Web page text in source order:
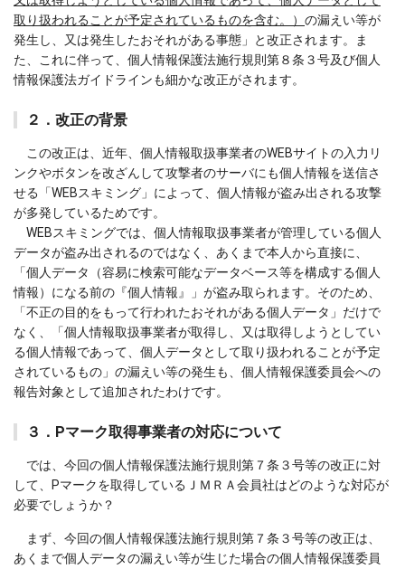
取り扱われることが予定されているものを含む。） の漏えい等が
発生し、又は発生したおそれがある事態」と改正されます。ま
た、これに伴って、個人情報保護法施行規則第８条３号及び個人
情報保護法ガイドラインも細かな改正がされます。
２．改正の背景
この改正は、近年、個人情報取扱事業者のWEBサイトの入力リ
ンクやボタンを改ざんして攻撃者のサーバにも個人情報を送信さ
せる「WEBスキミング」によって、個人情報が盗み出される攻撃
が多発しているためです。
WEBスキミングでは、個人情報取扱事業者が管理している個人
データが盗み出されるのではなく、あくまで本人から直接に、
「個人データ（容易に検索可能なデータベース等を構成する個人
情報）になる前の『個人情報』」が盗み取られます。そのため、
「不正の目的をもって行われたおそれがある個人データ」だけで
なく、「個人情報取扱事業者が取得し、又は取得しようとしてい
る個人情報であって、個人データとして取り扱われることが予定
されているもの」の漏えい等の発生も、個人情報保護委員会への
報告対象として追加されたわけです。
３．Pマーク取得事業者の対応について
では、今回の個人情報保護法施行規則第７条３号等の改正に対
して、Pマークを取得しているＪＭＲＡ会員社はどのような対応が
必要でしょうか？
まず、今回の個人情報保護法施行規則第７条３号等の改正は、
あくまで個人データの漏えい等が生じた場合の個人情報保護委員